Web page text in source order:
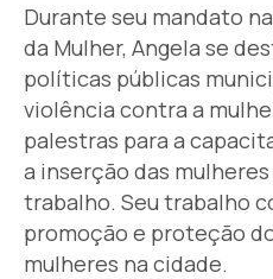
Durante seu mandato
da Mulher, Angela se
políticas públicas
violência contra a
palestras para a
a inserção das
trabalho. Seu trabalho
promoção e proteção
mulheres na cidade.